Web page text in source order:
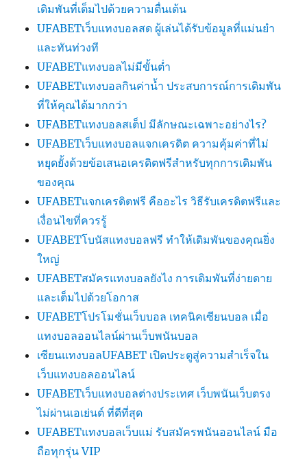
เดิมพันที่เต็มไปด้วยความตื่นเต้น
UFABETเว็บแทงบอลสด ผู้เล่นได้รับข้อมูลที่แม่นยำ
และทันท่วงที
UFABETแทงบอลไม่มีขั้นต่ำ
UFABETแทงบอลกินค่าน้ำ ประสบการณ์การเดิมพัน
ที่ให้คุณได้มากกว่า
UFABETแทงบอลสเต็ป มีลักษณะเฉพาะอย่างไร?
UFABETเว็บแทงบอลแจกเครดิต ความคุ้มค่าที่ไม่
หยุดยั้งด้วยข้อเสนอเครดิตฟรีสำหรับทุกการเดิมพัน
ของคุณ
UFABETแจกเครดิตฟรี คืออะไร วิธีรับเครดิตฟรีและ
เงื่อนไขที่ควรรู้
UFABETโบนัสแทงบอลฟรี ทำให้เดิมพันของคุณยิ่ง
ใหญ่
UFABETสมัครแทงบอลยังไง การเดิมพันที่ง่ายดาย
และเต็มไปด้วยโอกาส
UFABETโปรโมชั่นเว็บบอล เทคนิคเซียนบอล เมื่อ
แทงบอลออนไลน์ผ่านเว็บพนันบอล
เซียนแทงบอลUFABET เปิดประตูสู่ความสำเร็จใน
เว็บแทงบอลออนไลน์
UFABETเว็บแทงบอลต่างประเทศ เว็บพนันเว็บตรง
ไม่ผ่านเอเย่นต์ ที่ดีที่สุด
UFABETแทงบอลเว็บแม่ รับสมัครพนันออนไลน์ มือ
ถือทุกรุ่น VIP